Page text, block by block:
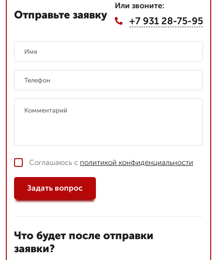
Отправьте заявку
Или звоните:
+7 931 28-75-95
Соглашаюсь с политикой конфиденциальности
Задать вопрос
Что будет после отправки
заявки?